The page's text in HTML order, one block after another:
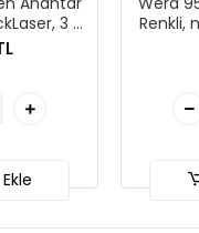
BlackLaser, 2.5
Sepete Ekle